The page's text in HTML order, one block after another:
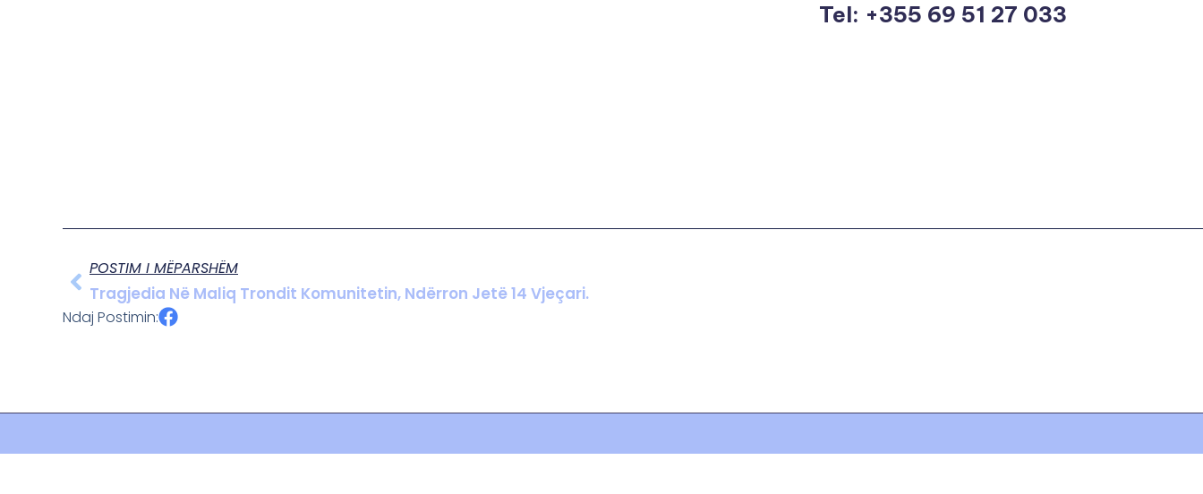
Tel: +355 69 51 27 033
POSTIM I MËPARSHËM
Tragjedia Në Maliq Trondit Komunitetin, Ndërron Jetë 14 Vjeçari.
Ndaj Postimin: